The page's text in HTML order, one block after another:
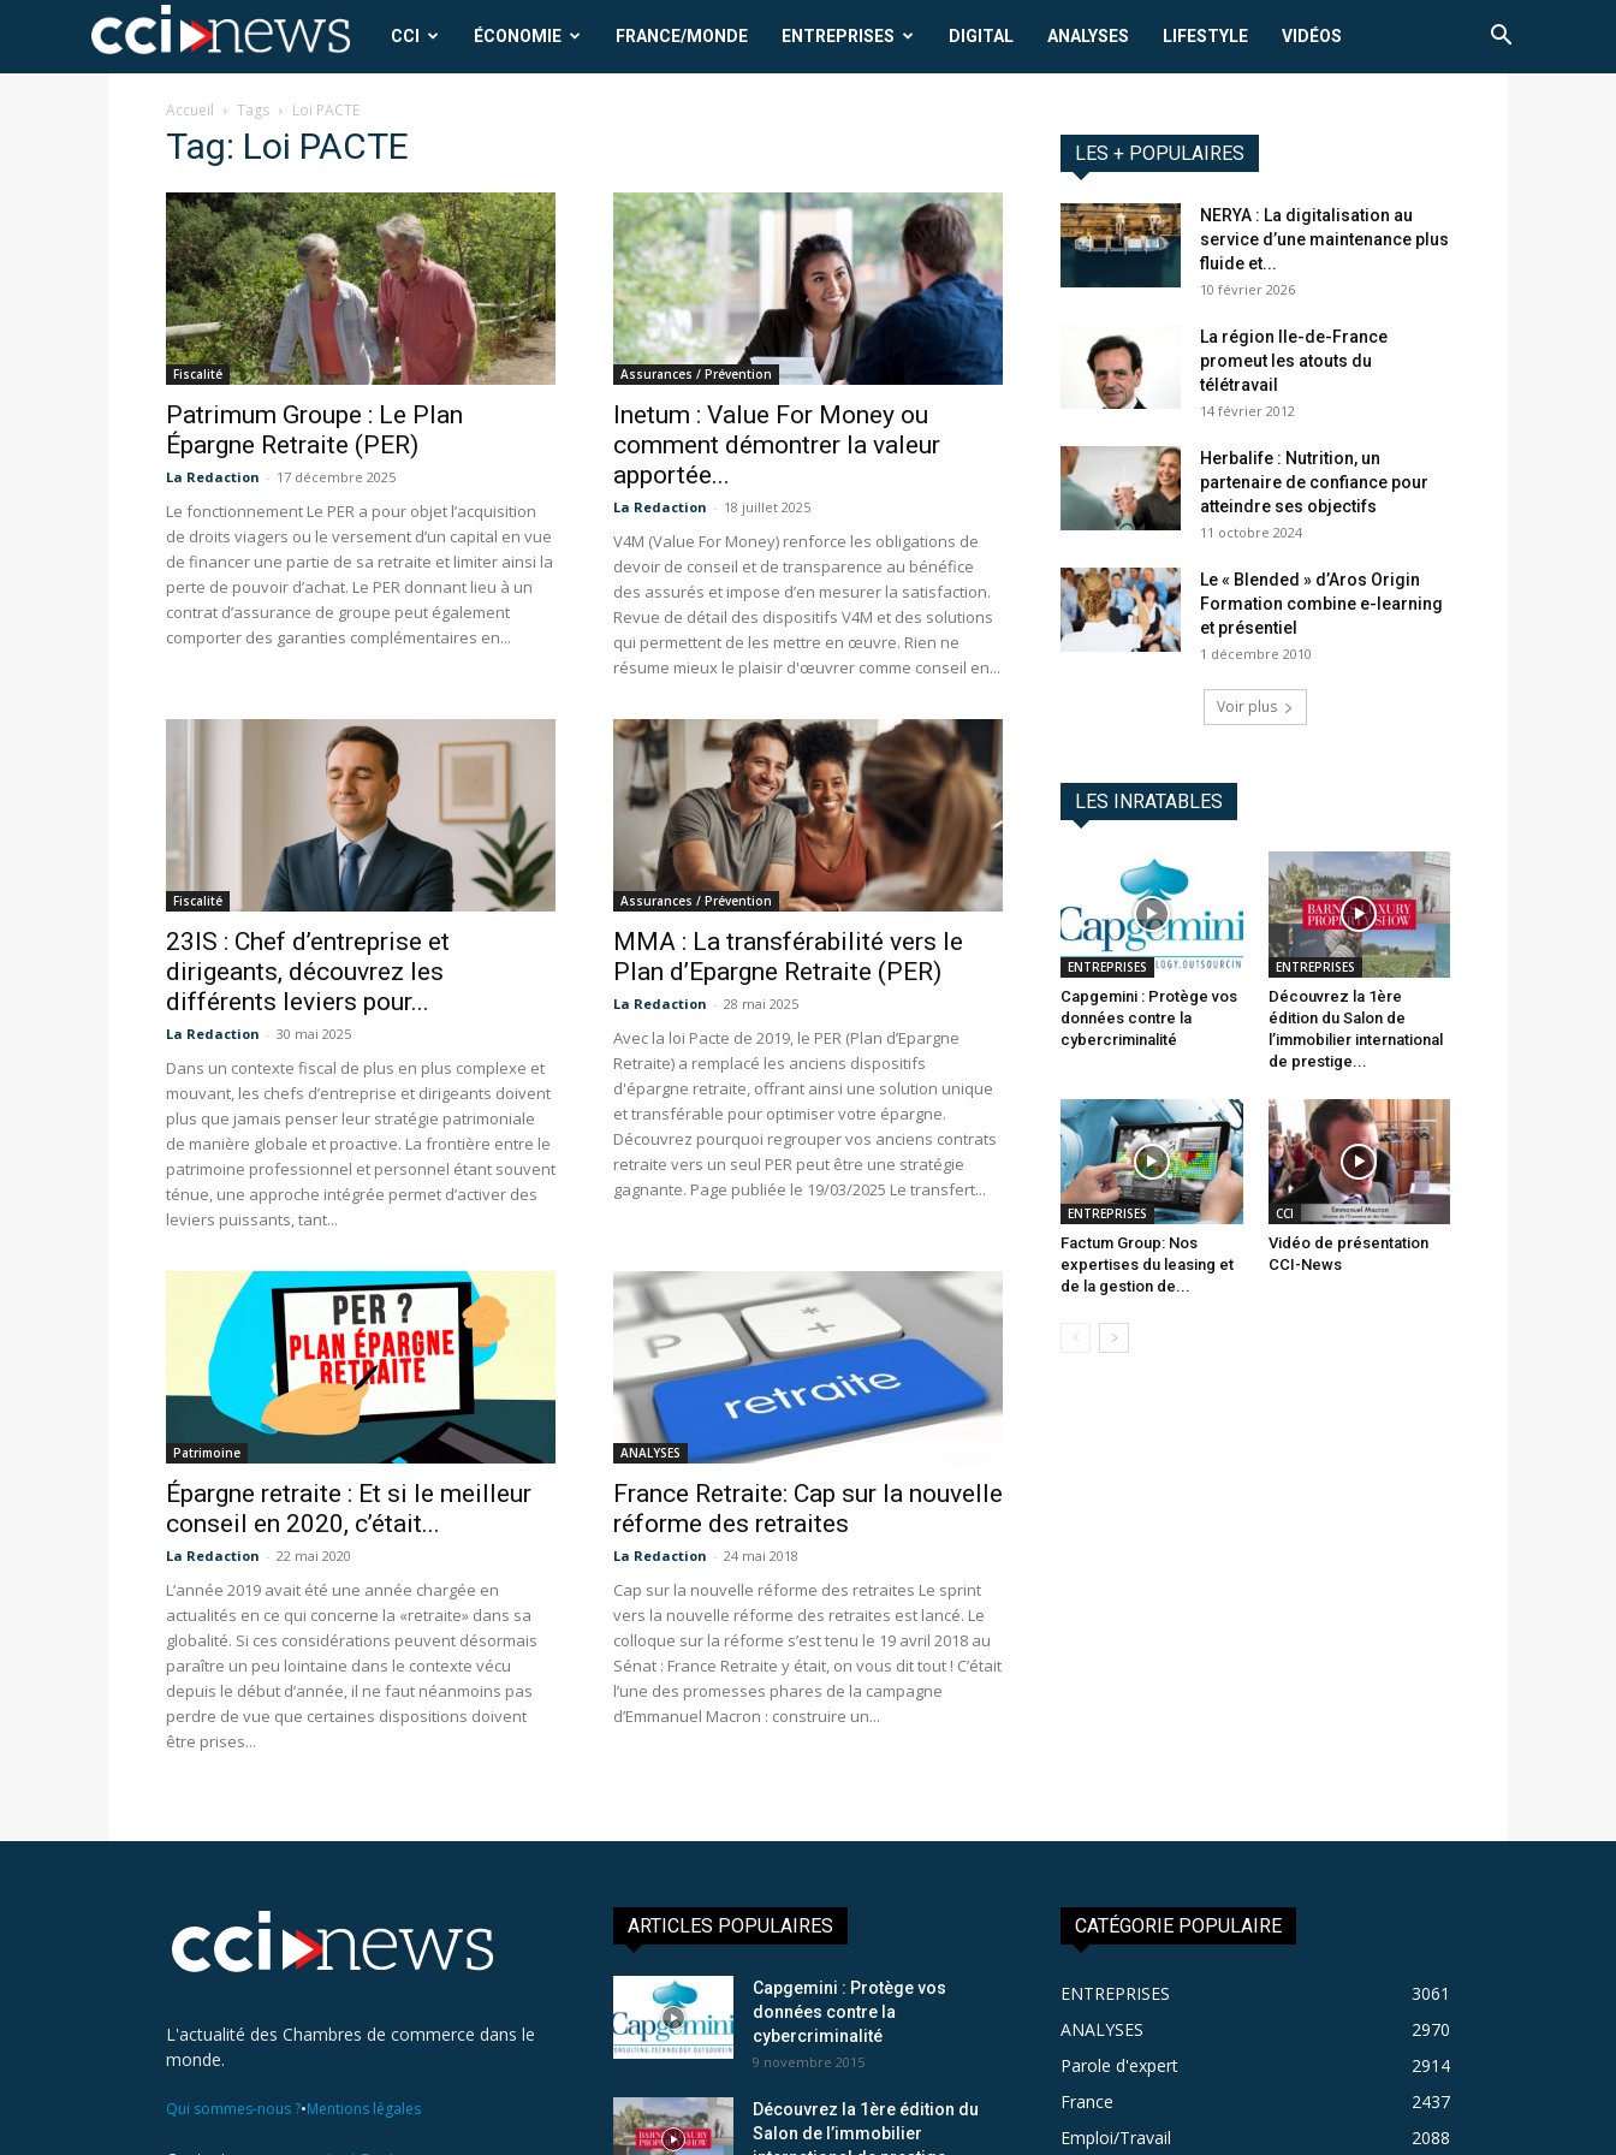
CCICCI ÉCONOMIE FRANCE/MONDE ENTREPRISES DIGITAL ANALYSES LIFESTYLE VIDÉOS
Accueil Tags Loi PACTE
Tag: Loi PACTE
Fiscalité
Patrimum Groupe : Le Plan
Épargne Retraite (PER)
La Redaction - 17 décembre 2025
Le fonctionnement Le PER a pour objet l’acquisition
de droits viagers ou le versement d’un capital en vue
de financer une partie de sa retraite et limiter ainsi la
perte de pouvoir d’achat. Le PER donnant lieu à un
contrat d’assurance de groupe peut également
comporter des garanties complémentaires en...
Assurances / Prévention
Inetum : Value For Money ou
comment démontrer la valeur
apportée...
La Redaction - 18 juillet 2025
V4M (Value For Money) renforce les obligations de
devoir de conseil et de transparence au bénéfice
des assurés et impose d’en mesurer la satisfaction.
Revue de détail des dispositifs V4M et des solutions
qui permettent de les mettre en œuvre. Rien ne
résume mieux le plaisir d'œuvrer comme conseil en...
Fiscalité
23IS : Chef d’entreprise et
dirigeants, découvrez les
différents leviers pour...
La Redaction - 30 mai 2025
Dans un contexte fiscal de plus en plus complexe et
mouvant, les chefs d’entreprise et dirigeants doivent
plus que jamais penser leur stratégie patrimoniale
de manière globale et proactive. La frontière entre le
patrimoine professionnel et personnel étant souvent
ténue, une approche intégrée permet d’activer des
leviers puissants, tant...
Assurances / Prévention
MMA : La transférabilité vers le
Plan d’Epargne Retraite (PER)
La Redaction - 28 mai 2025
Avec la loi Pacte de 2019, le PER (Plan d’Epargne
Retraite) a remplacé les anciens dispositifs
d'épargne retraite, offrant ainsi une solution unique
et transférable pour optimiser votre épargne.
Découvrez pourquoi regrouper vos anciens contrats
retraite vers un seul PER peut être une stratégie
gagnante. Page publiée le 19/03/2025 Le transfert...
Patrimoine
Épargne retraite : Et si le meilleur
conseil en 2020, c’était...
La Redaction - 22 mai 2020
L’année 2019 avait été une année chargée en
actualités en ce qui concerne la «retraite» dans sa
globalité. Si ces considérations peuvent désormais
paraître un peu lointaine dans le contexte vécu
depuis le début d’année, il ne faut néanmoins pas
perdre de vue que certaines dispositions doivent
être prises...
ANALYSES
France Retraite: Cap sur la nouvelle
réforme des retraites
La Redaction - 24 mai 2018
Cap sur la nouvelle réforme des retraites Le sprint
vers la nouvelle réforme des retraites est lancé. Le
colloque sur la réforme s’est tenu le 19 avril 2018 au
Sénat : France Retraite y était, on vous dit tout ! C’était
l’une des promesses phares de la campagne
d’Emmanuel Macron : construire un...
LES + POPULAIRES
NERYA : La digitalisation au
service d’une maintenance plus
fluide et...
10 février 2026
La région Ile-de-France
promeut les atouts du
télétravail
14 février 2012
Herbalife : Nutrition, un
partenaire de confiance pour
atteindre ses objectifs
11 octobre 2024
Le « Blended » d’Aros Origin
Formation combine e-learning
et présentiel
1 décembre 2010
Voir plus
LES INRATABLES
ENTREPRISES
Capgemini : Protège vos
données contre la
cybercriminalité
ENTREPRISES
Découvrez la 1ère
édition du Salon de
l’immobilier international
de prestige...
ENTREPRISES
Factum Group: Nos
expertises du leasing et
de la gestion de...
CCI
Vidéo de présentation
CCI-News
L'actualité des Chambres de commerce dans le
monde.
Qui sommes-nous ?•Mentions légales
ARTICLES POPULAIRES
Capgemini : Protège vos
données contre la
cybercriminalité
9 novembre 2015
Découvrez la 1ère édition du
Salon de l’immobilier
CATÉGORIE POPULAIRE
ENTREPRISES
3061
ANALYSES
2970
Parole d'expert
2914
France
2437
Emploi/Travail
2088